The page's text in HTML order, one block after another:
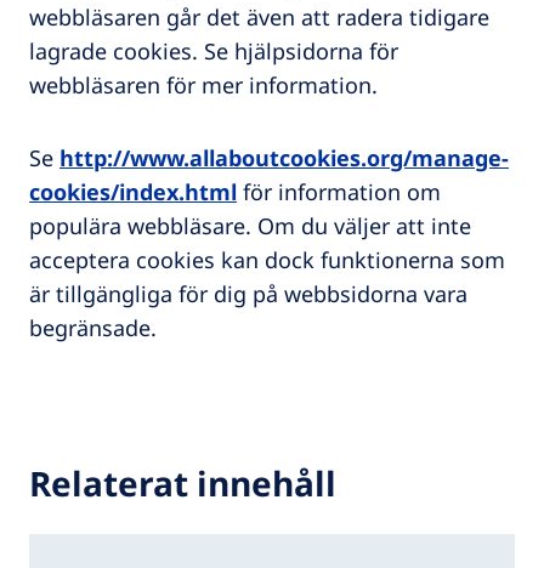
webbläsaren går det även att radera tidigare
lagrade cookies. Se hjälpsidorna för
webbläsaren för mer information.
Se http://www.allaboutcookies.org/manage-
cookies/index.html för information om
populära webbläsare. Om du väljer att inte
acceptera cookies kan dock funktionerna som
är tillgängliga för dig på webbsidorna vara
begränsade.
Relaterat innehåll